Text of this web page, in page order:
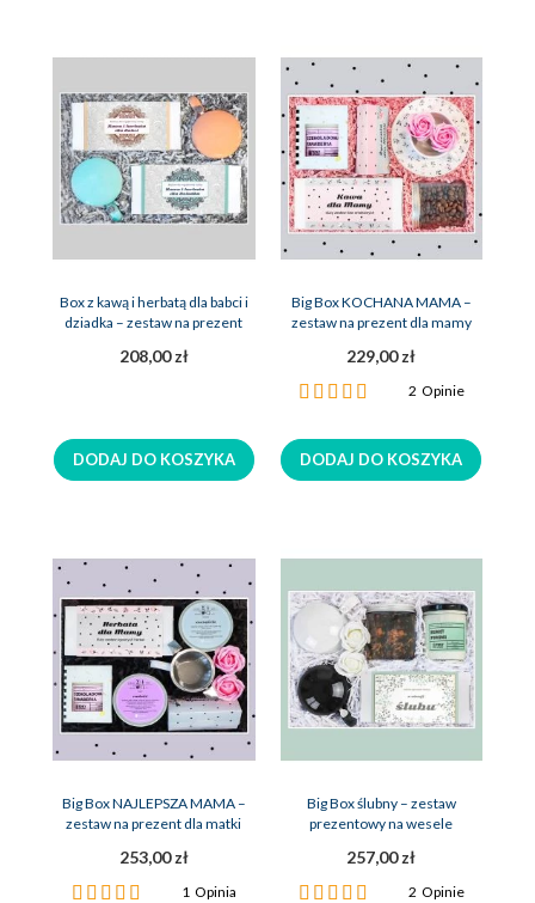
Box z kawą i herbatą dla babci i
dziadka – zestaw na prezent
208,00 zł
DODAJ DO KOSZYKA
Big Box KOCHANA MAMA –
zestaw na prezent dla mamy
229,00 zł
Ocena:
2 Opinie
DODAJ DO KOSZYKA
Big Box NAJLEPSZA MAMA –
zestaw na prezent dla matki
253,00 zł
Ocena:
1 Opinia
Big Box ślubny – zestaw
prezentowy na wesele
257,00 zł
Ocena:
2 Opinie